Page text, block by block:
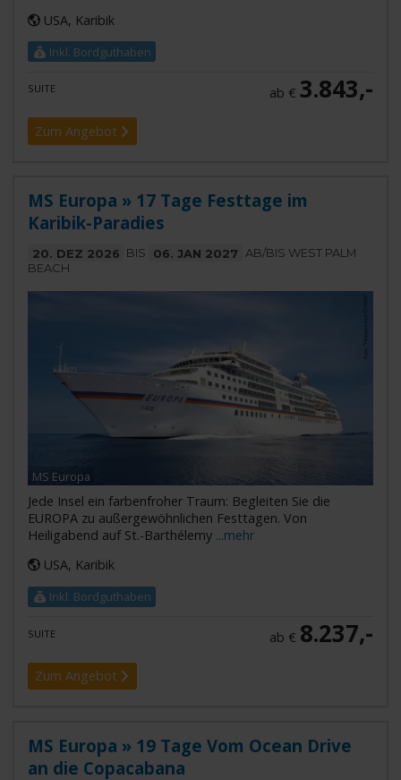
USA, Karibik
Inkl. Bordguthaben
SUITE ab €3.843,-
Zum Angebot
MS Europa » 17 Tage Festtage im
Karibik-Paradies
20. DEZ 2026 BIS 06. JAN 2027 AB/BIS WEST PALM
BEACH
MS Europa
Jede Insel ein farbenfroher Traum: Begleiten Sie die
EUROPA zu außergewöhnlichen Festtagen. Von
Heiligabend auf St.-Barthélemy ...mehr
USA, Karibik
Inkl. Bordguthaben
SUITE ab € 8.237,-
Zum Angebot
MS Europa » 19 Tage Vom Ocean Drive
an die Copacabana